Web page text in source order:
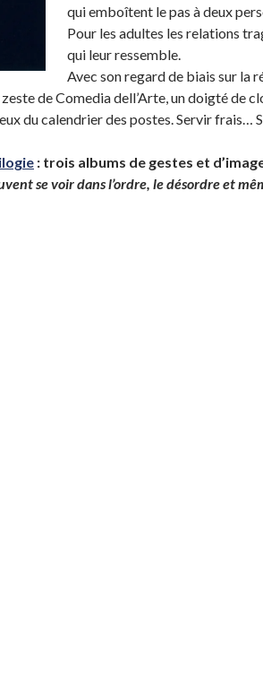
qui emboîtent le pas à deux
Pour les adultes les relations
qui leur ressemble.
Avec son regard de biais sur la
de Comedia dell’Arte, un doigté de
du calendrier des postes. Servir frais…
: trois albums de gestes et
se voir dans l’ordre, le désordre et